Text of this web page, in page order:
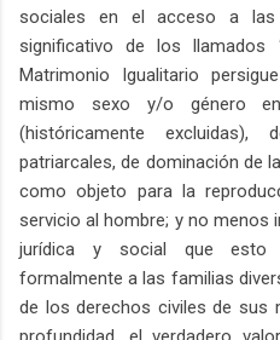
sociales en el acceso a
significativo de los llamados
Matrimonio Igualitario
mismo sexo y/o género
(históricamente excluidas),
patriarcales, de dominación de
como objeto para la
servicio al hombre; y no menos
jurídica y social que esto
formalmente a las familias
de los derechos civiles de sus